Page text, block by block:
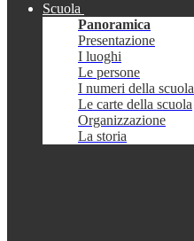
Scuola
Panoramica
Presentazione
I luoghi
Le persone
I numeri della scuola
Le carte della scuola
Organizzazione
La storia